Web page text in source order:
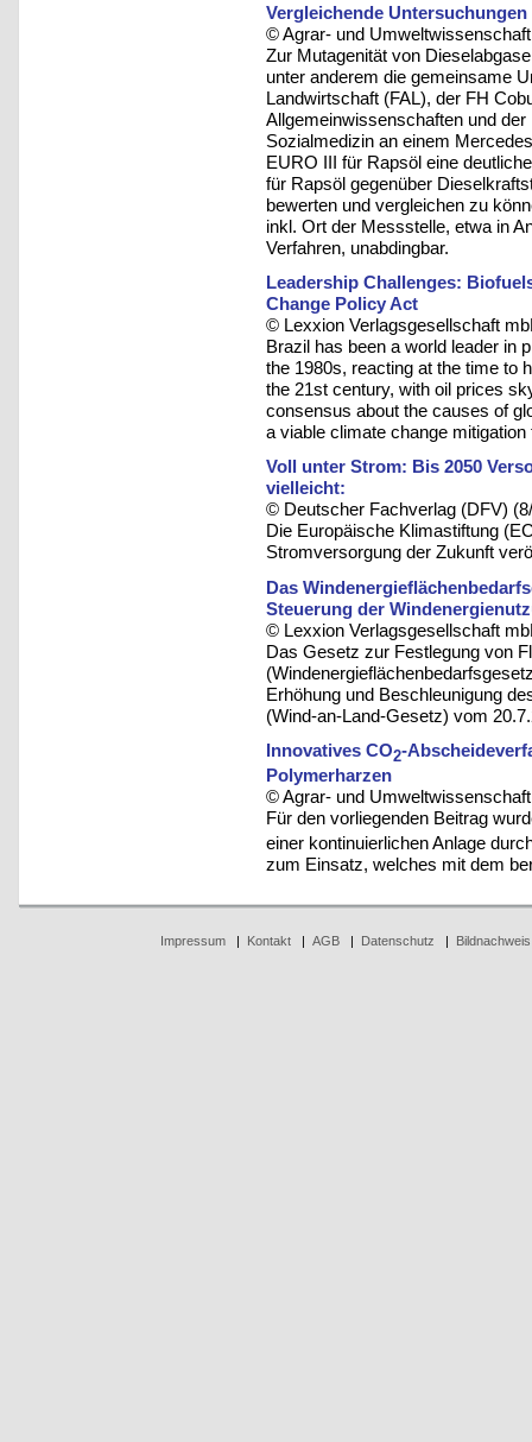
Vergleichende
© Agrar- und
Zur Mutagenität von
unter anderem die gemeinsame
Landwirtschaft (FAL), der FH
Allgemeinwissenschaften und
Sozialmedizin an einem
EURO III für Rapsöl eine
für Rapsöl gegenüber
bewerten und vergleichen zu
inkl. Ort der Messstelle, etwa in
Verfahren, unabdingbar.
Leadership Challenges:
Change Policy Act
© Lexxion Verlagsgesellschaft
Brazil has been a world leader in
the 1980s, reacting at the time to
the 21st century, with oil prices
consensus about the causes of
a viable climate change mitigation
Voll unter Strom: Bis 2050
vielleicht:
© Deutscher Fachverlag (DFV)
Die Europäische Klimastiftung
Stromversorgung der Zukunft
Das
Steuerung der
© Lexxion Verlagsgesellschaft
Das Gesetz zur Festlegung von
Erhöhung und Beschleunigung
(Wind-an-Land-Gesetz) vom
Innovatives CO2-
Polymerharzen
© Agrar- und
Für den vorliegenden Beitrag
einer kontinuierlichen Anlage
zum Einsatz, welches mit dem
Impressum| Kontakt| AGB| Datenschutz | Bildnachweis